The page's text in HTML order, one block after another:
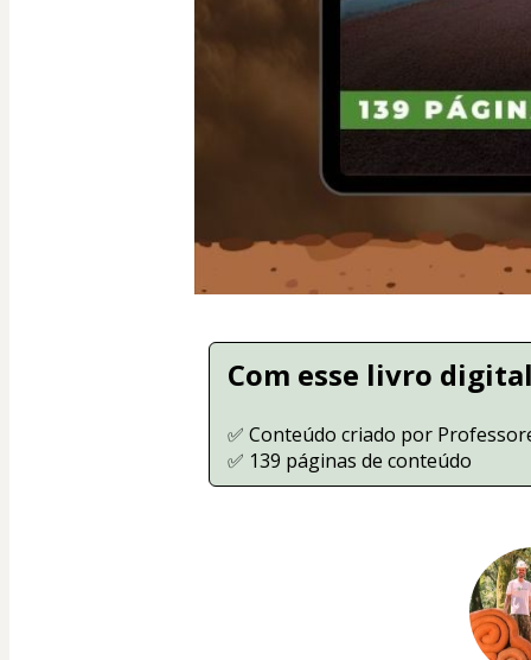
Com esse livro
✅ Conteúdo criado por
✅ 139 páginas de conteúdo